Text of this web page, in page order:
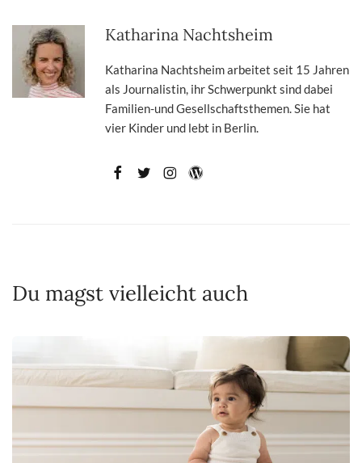
Katharina Nachtsheim
Katharina Nachtsheim arbeitet seit 15 Jahren
als Journalistin, ihr Schwerpunkt sind dabei
Familien-und Gesellschaftsthemen. Sie hat
vier Kinder und lebt in Berlin.
Du magst vielleicht auch